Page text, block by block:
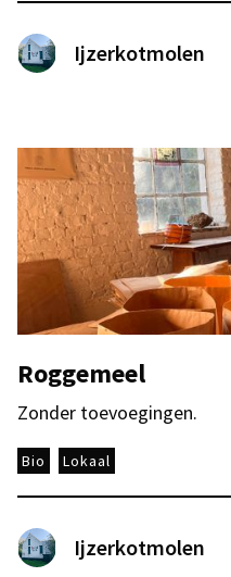
Ijzerkotmolen
Roggemeel
Zonder toevoegingen.
Bio Lokaal
Ijzerkotmolen